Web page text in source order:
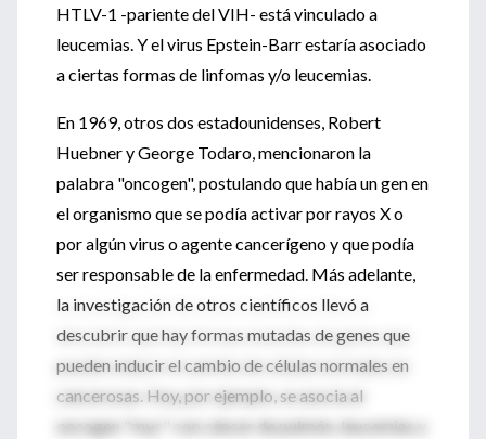
HTLV-1 -pariente del VIH- está vinculado a
leucemias. Y el virus Epstein-Barr estaría asociado
a ciertas formas de linfomas y/o leucemias.
En 1969, otros dos estadounidenses, Robert
Huebner y George Todaro, mencionaron la
palabra "oncogen", postulando que había un gen en
el organismo que se podía activar por rayos X o
por algún virus o agente cancerígeno y que podía
ser responsable de la enfermedad. Más adelante,
la investigación de otros científicos llevó a
descubrir que hay formas mutadas de genes que
pueden inducir el cambio de células normales en
cancerosas. Hoy, por ejemplo, se asocia al
oncogen "myc" con cáncer de pulmón, leucemias y